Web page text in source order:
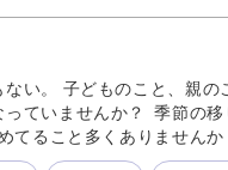
い。 子どものこと、親の
ていませんか？ 季節の
てること多くありませんか
！そこでおすすめしたいの